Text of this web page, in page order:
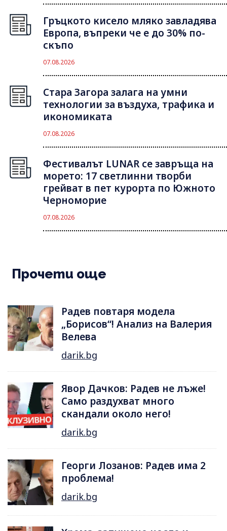
Гръцкото кисело мляко завладява
Европа, въпреки че е до 30% по-
скъпо
07.08.2026
Стара Загора залага на умни
технологии за въздуха, трафика и
икономиката
07.08.2026
Фестивалът LUNAR се завръща на
морето: 17 светлинни творби
грейват в пет курорта по Южното
Черноморие
07.08.2026
Прочети още
Радев повтаря модела
„Борисов“! Анализ на Валерия
Велева
darik.bg
Явор Дачков: Радев не лъже!
Само раздухват много
скандали около него!
darik.bg
Георги Лозанов: Радев има 2
проблема!
darik.bg